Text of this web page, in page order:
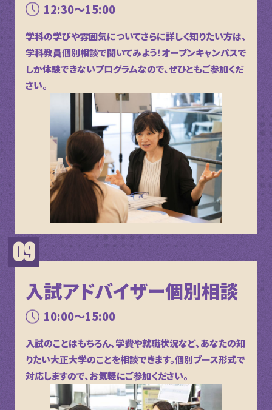
12:30～15:00
学科の学びや雰囲気についてさらに詳しく知りたい方は、
学科教員個別相談で聞いてみよう！オープンキャンパスで
しか体験できないプログラムなので、ぜひともご参加くだ
さい。
入試アドバイザー個別相談
10:00～15:00
入試のことはもちろん、学費や就職状況など、あなたの知
りたい大正大学のことを相談できます。個別ブース形式で
対応しますので、お気軽にご参加ください。